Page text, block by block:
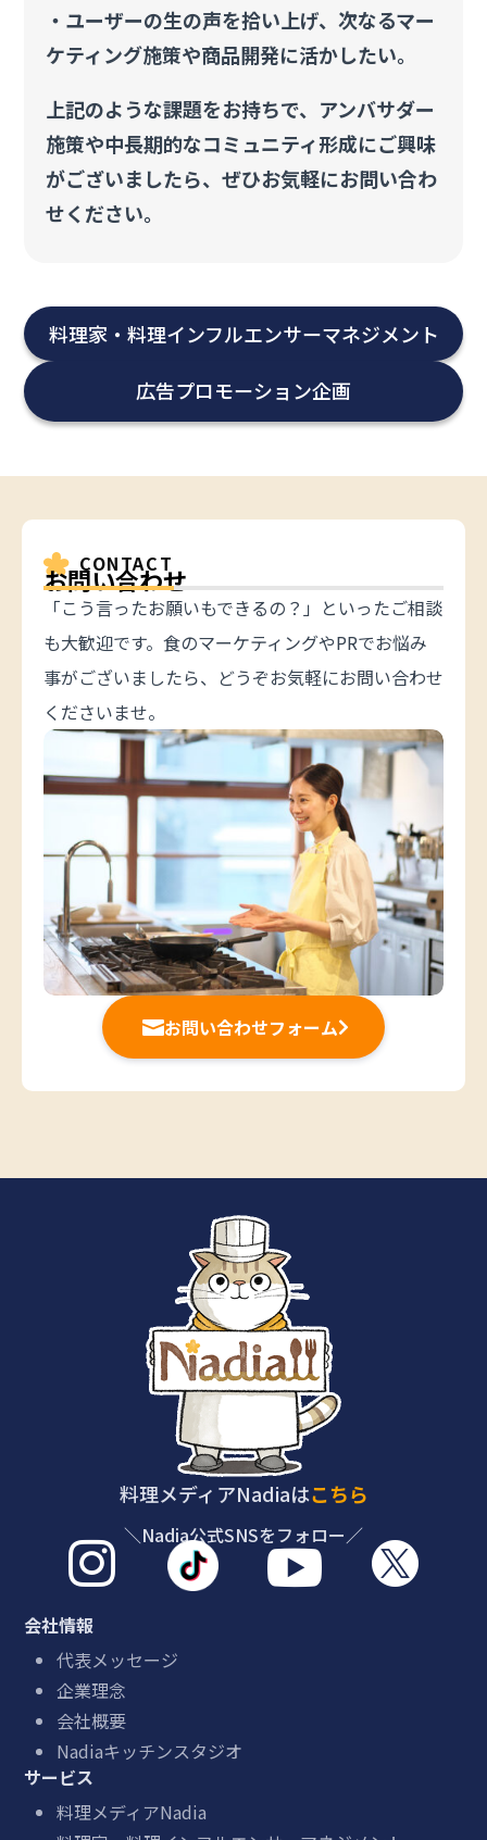
・ユーザーの生の声を拾い上げ、次なるマー
ケティング施策や商品開発に活かしたい。
上記のような課題をお持ちで、アンバサダー
施策や中長期的なコミュニティ形成にご興味
がございましたら、ぜひお気軽にお問い合わ
せください。
料理家・料理インフルエンサーマネジメント
広告プロモーション企画
CONTACT
お問い合わせ
「こう言ったお願いもできるの？」といったご相談
も大歓迎です。食のマーケティングやPRでお悩み
事がございましたら、どうぞお気軽にお問い合わせ
くださいませ。
お問い合わせフォーム
料理メディアNadiaはこちら
＼Nadia公式SNSをフォロー／
  
会社情報
代表メッセージ
企業理念
会社概要
Nadiaキッチンスタジオ
サービス
料理メディアNadia